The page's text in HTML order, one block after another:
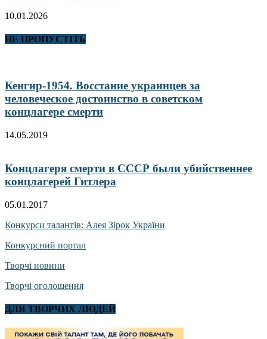
10.01.2026
НЕ ПРОПУСТІТЬ
Кенгир-1954. Восстание украинцев за
человеческое достоинство в советском
концлагере смерти
14.05.2019
Концлагеря смерти в СССР были убийственнее
концлагерей Гитлера
05.01.2017
Конкурси талантів: Алея Зірок України
Конкурсний портал
Творчі новини
Творчі оголошення
ДЛЯ ТВОРЧИХ ЛЮДЕЙ